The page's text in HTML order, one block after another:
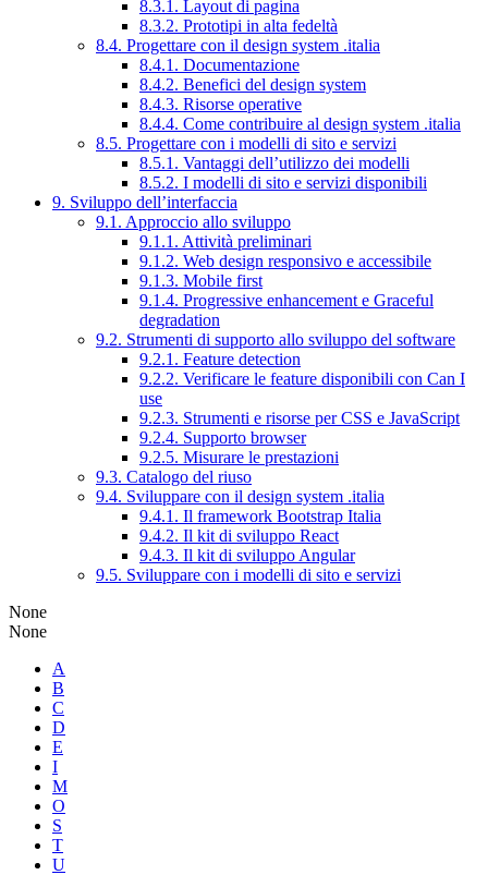
8.3.1. Layout di pagina
8.3.2. Prototipi in alta fedeltà
8.4. Progettare con il design system .italia
8.4.1. Documentazione
8.4.2. Benefici del design system
8.4.3. Risorse operative
8.4.4. Come contribuire al design system .italia
8.5. Progettare con i modelli di sito e servizi
8.5.1. Vantaggi dell’utilizzo dei modelli
8.5.2. I modelli di sito e servizi disponibili
9. Sviluppo dell’interfaccia
9.1. Approccio allo sviluppo
9.1.1. Attività preliminari
9.1.2. Web design responsivo e accessibile
9.1.3. Mobile first
9.1.4. Progressive enhancement e Graceful
degradation
9.2. Strumenti di supporto allo sviluppo del software
9.2.1. Feature detection
9.2.2. Verificare le feature disponibili con Can I
use
9.2.3. Strumenti e risorse per CSS e JavaScript
9.2.4. Supporto browser
9.2.5. Misurare le prestazioni
9.3. Catalogo del riuso
9.4. Sviluppare con il design system .italia
9.4.1. Il framework Bootstrap Italia
9.4.2. Il kit di sviluppo React
9.4.3. Il kit di sviluppo Angular
9.5. Sviluppare con i modelli di sito e servizi
None
None
A
B
C
D
E
I
M
O
S
T
U